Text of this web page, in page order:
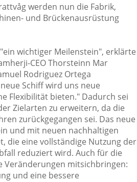
werden nun die Fabrik,
und Brückenausrüstung
wichtiger Meilenstein", erklärte
CEO Thorsteinn Mar
Rodriguez Ortega
Schiff wird uns neue
Flexibilität bieten." Dadurch sei
Zielarten zu erweitern, da die
zurückgegangen sei. Das neue
und mit neuen nachhaltigen
die eine vollständige Nutzung der
reduziert wird. Auch für die
Veränderungen mitsichbringen:
und eine bessere